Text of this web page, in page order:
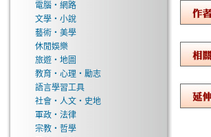
電腦‧網路
文學‧小說
藝術‧美學
休閒娛樂
旅遊‧地圖
教育‧心理‧勵志
語言學習工具
社會‧人文‧史地
軍政‧法律
宗教‧哲學